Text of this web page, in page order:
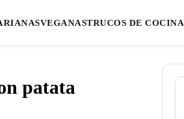
VEGANASTRUCOS DE COCINA
patata